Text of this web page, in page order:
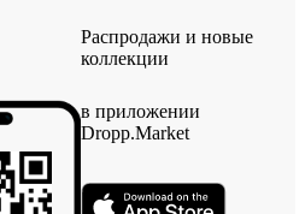
Распродажи и новые
коллекции
в приложении
Dropp.Market